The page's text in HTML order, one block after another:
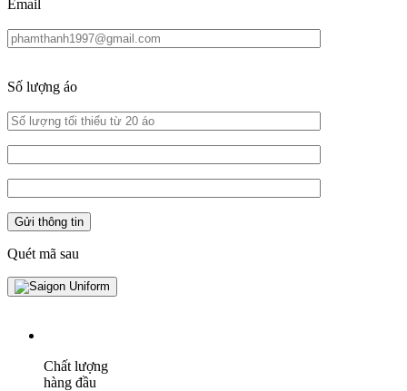
Email
Số lượng áo
Quét mã sau
Chất lượng
hàng đầu